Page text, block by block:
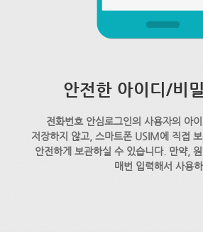
안전한 아이디/비
전화번호 안심로그인의 사용자의 아
저장하지 않고, 스마트폰 USIM에 직접
안전하게 보관하실 수 있습니다. 만약,
매번 입력해서 사용